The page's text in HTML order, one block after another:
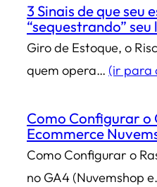
3 Sinais de que seu
“sequestrando” seu
Giro de Estoque, o
quem opera… (ir para
Como Configurar o
Ecommerce
Como Configurar o
no GA4 (Nuvemshop